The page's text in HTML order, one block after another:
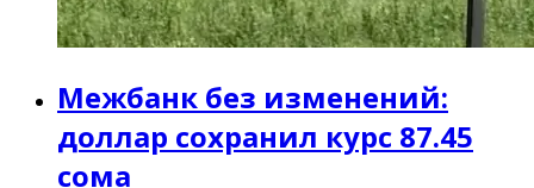
Межбанк без изменений:
доллар сохранил курс 87.45
сома